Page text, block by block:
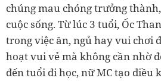
chúng mau chóng trưởng
cuộc sống. Từ lúc 3 tuổi, Ốc
trong việc ăn, ngủ hay vui chơi
hoạt vui vẻ mà không cần nhờ
đến tuổi đi học, nữ MC tạo điều